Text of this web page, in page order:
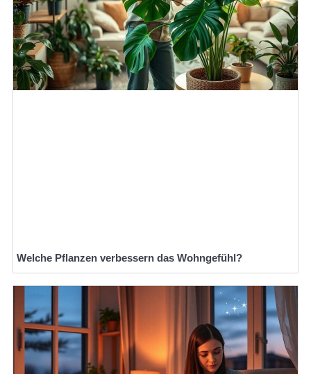
Welche Pflanzen verbessern das Wohngefühl?